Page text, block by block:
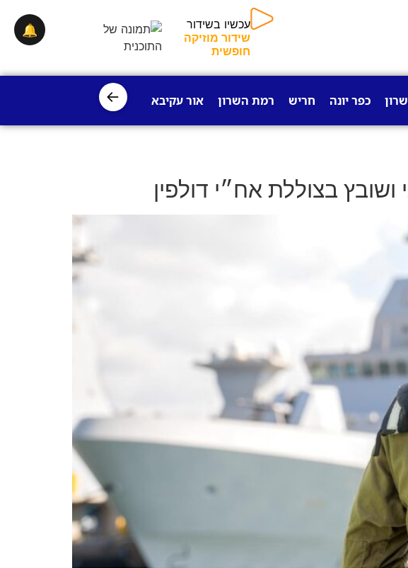
עכשיו בשידור
שידור מוזיקה
חופשית
כפר יונה חריש רמת השרון אור עקיבא פרדס חנה
←
בצוללת אח״י דולפין
🔔